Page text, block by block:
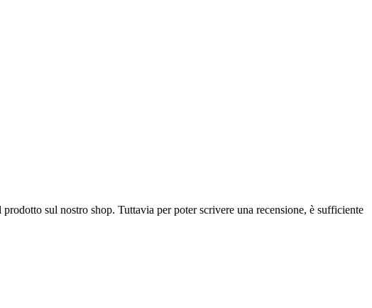
sul nostro shop. Tuttavia per poter scrivere una recensione, è sufficiente